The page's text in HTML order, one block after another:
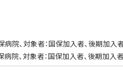
、対象者：国保加入者、後期加入
、対象者：国保加入者、後期加入